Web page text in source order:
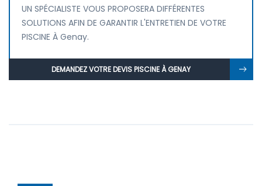
UN SPÉCIALISTE VOUS PROPOSERA DIFFÉRENTES
SOLUTIONS AFIN DE GARANTIR L'ENTRETIEN DE VOTRE
PISCINE À Genay.
DEMANDEZ VOTRE DEVIS PISCINE À GENAY